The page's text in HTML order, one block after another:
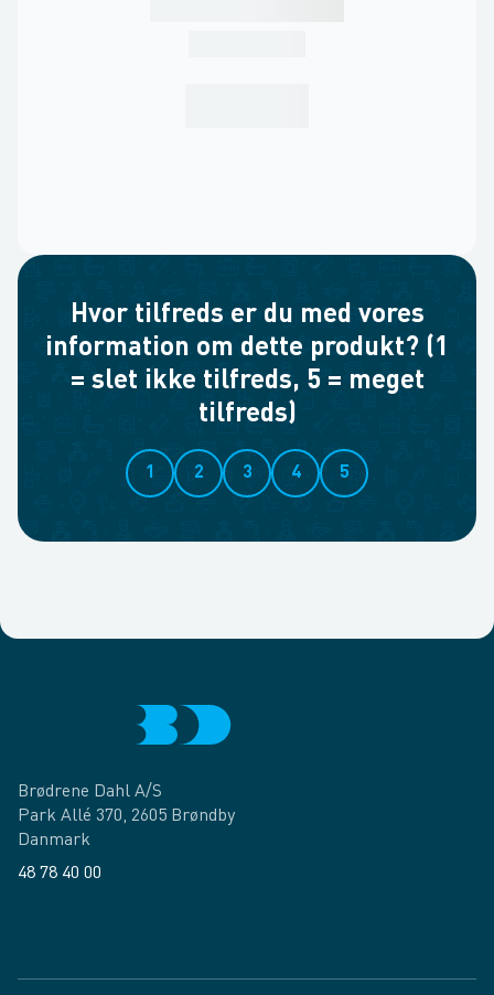
Hvor tilfreds er du med vores
information om dette produkt? (1
= slet ikke tilfreds, 5 = meget
tilfreds)
1 2 3 4 5
Brødrene Dahl A/S
Park Allé 370, 2605 Brøndby
Danmark
48 78 40 00